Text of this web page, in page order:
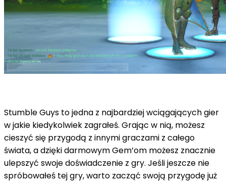
Stumble Guys to jedna z najbardziej wciągających gier
w jakie kiedykolwiek zagrałeś. Grając w nią, możesz
cieszyć się przygodą z innymi graczami z całego
świata, a dzięki darmowym Gem’om możesz znacznie
ulepszyć swoje doświadczenie z gry. Jeśli jeszcze nie
spróbowałeś tej gry, warto zacząć swoją przygodę już